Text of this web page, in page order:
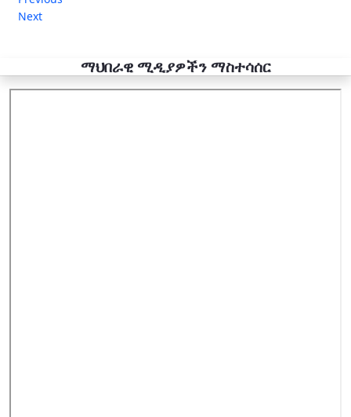
Next
ማህበራዊ ሚዲያዎችን ማስተሳሰር